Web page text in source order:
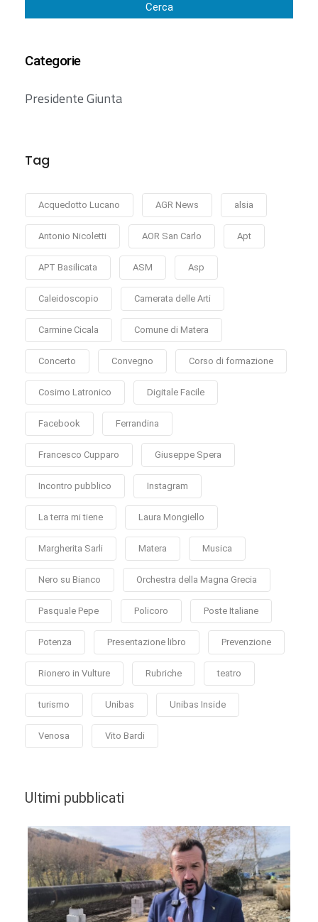
Cerca
Categorie
Presidente Giunta
Tag
Acquedotto Lucano AGR News alsia
Antonio Nicoletti AOR San Carlo Apt
APT Basilicata ASM Asp
Caleidoscopio Camerata delle Arti
Carmine Cicala Comune di Matera
Concerto Convegno Corso di formazione
Cosimo Latronico Digitale Facile
Facebook Ferrandina
Francesco Cupparo Giuseppe Spera
Incontro pubblico Instagram
La terra mi tiene Laura Mongiello
Margherita Sarli Matera Musica
Nero su Bianco Orchestra della Magna Grecia
Pasquale Pepe Policoro Poste Italiane
Potenza Presentazione libro Prevenzione
Rionero in Vulture Rubriche teatro
turismo Unibas Unibas Inside
Venosa Vito Bardi
Ultimi pubblicati